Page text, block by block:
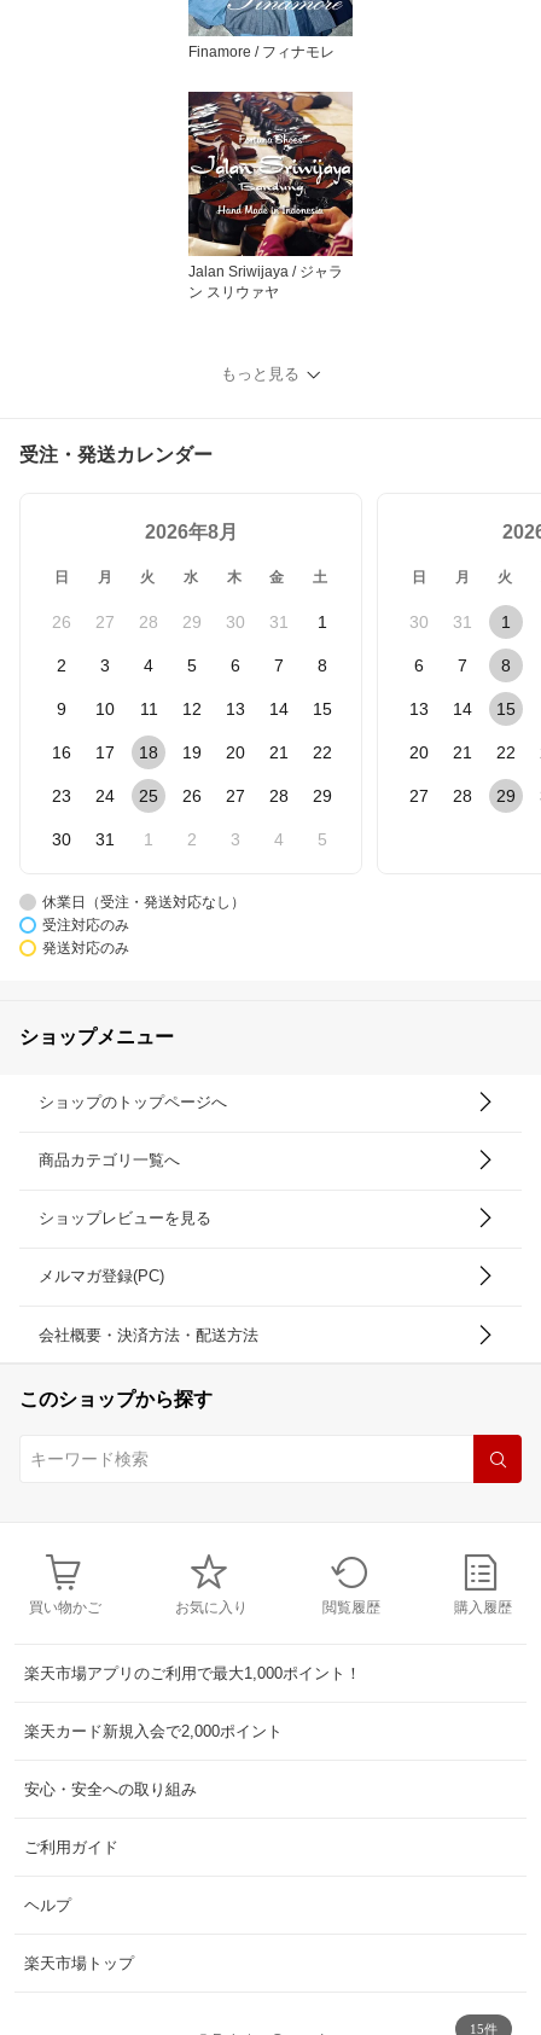
15件
Finamore / フィナモレ
Jalan Sriwijaya / ジャラ
ン スリウァヤ
もっと見る
受注・発送カレンダー
2026年8月
日 月 火 水 木 金 土
26 27 28 29 30 31 1
2 3 4 5 6 7 8
9 10 11 12 13 14 15
16 17 18 19 20 21 22
23 24 25 26 27 28 29
30 31 1 2 3 4 5
日 月 火
30 31 1
6 7 8
13 14 15
20 21 22
27 28 29
休業日（受注・発送対応なし）
受注対応のみ
発送対応のみ
ショップメニュー
ショップのトップページへ
商品カテゴリ一覧へ
ショップレビューを見る
メルマガ登録(PC)
会社概要・決済方法・配送方法
このショップから探す
買い物かご お気に入り 閲覧履歴 購入履歴
楽天市場アプリのご利用で最大1,000ポイント！
楽天カード新規入会で2,000ポイント
安心・安全への取り組み
ご利用ガイド
ヘルプ
楽天市場トップ